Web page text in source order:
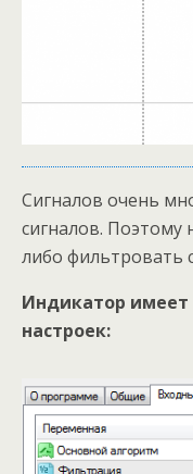
Сигналов очень
сигналов. Поэтому
либо фильтровать
Индикатор
настроек: